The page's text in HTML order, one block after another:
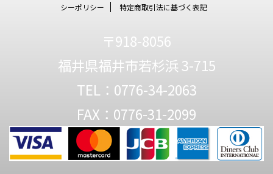
シーポリシー
特定商取引法に基づく表記
〒918-8056
福井県福井市若杉浜 3-715
TEL：0776-34-2063
FAX：0776-31-2099